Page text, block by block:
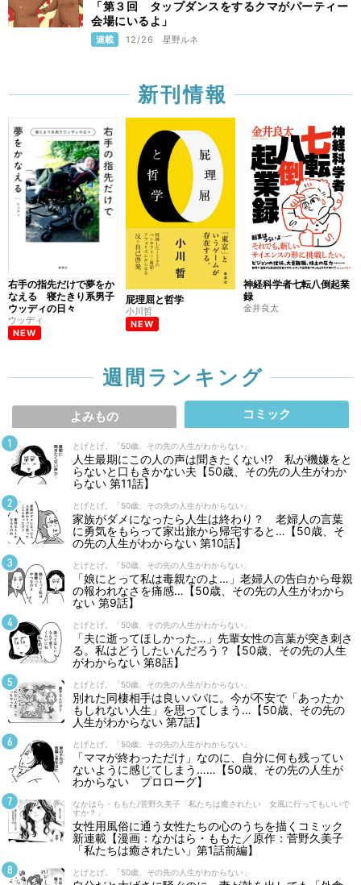
「第３回 タップダンスをするクマがパーティー
会場にいるよ」
連載 12/26 星野ルネ
新刊情報
右手の指先だけで夢をか
なえる 寝たきり系男子
ウッディの日々
ウッディ
NEW
屁理屈と哲学
小川哲
NEW
神経科学者七転八倒起業
録
金井良太
週間ランキング
よみもの コミック
とげとげ。「50歳、その先の人生がわからない」
人生最期にこの人の声は聞きたくない⁉ 私が機嫌をと
らないと口もきかない夫【50歳、その先の人生がわか
らない 第11話】
とげとげ。「50歳、その先の人生がわからない」
家族がダメになったら人生は終わり？ 老婦人の言葉
に勇気をもらって家出旅から帰宅すると…【50歳、そ
の先の人生がわからない 第10話】
とげとげ。「50歳、その先の人生がわからない」
「娘にとって私は毒親なのよ…」老婦人の告白から母親
の報われなさを痛感…【50歳、その先の人生がわから
ない 第9話】
とげとげ。「50歳、その先の人生がわからない」
「夫に逝ってほしかった…」先輩女性の言葉が突き刺さ
る。私はどうしたいんだろう？【50歳、その先の人生
がわからない 第8話】
とげとげ。「50歳、その先の人生がわからない」
別れた同棲相手は良いパパに。今が不安で「あったか
もしれない人生」を思ってしまう…【50歳、その先の
人生がわからない 第7話】
とげとげ。「50歳、その先の人生がわからない」
「ママが終わっただけ」なのに、自分に何も残ってい
ないように感じてしまう……【50歳、その先の人生が
わからない プロローグ】
なかはら・ももた/菅野久美子「私たちは癒されたい 女風に行ってもいいで
すか？」
女性用風俗に通う女性たちの心のうちを描くコミック
新連載【漫画：なかはら・ももた／原作：菅野久美子
「私たちは癒されたい」第1話前編】
とげとげ。「50歳、その先の人生がわからない」